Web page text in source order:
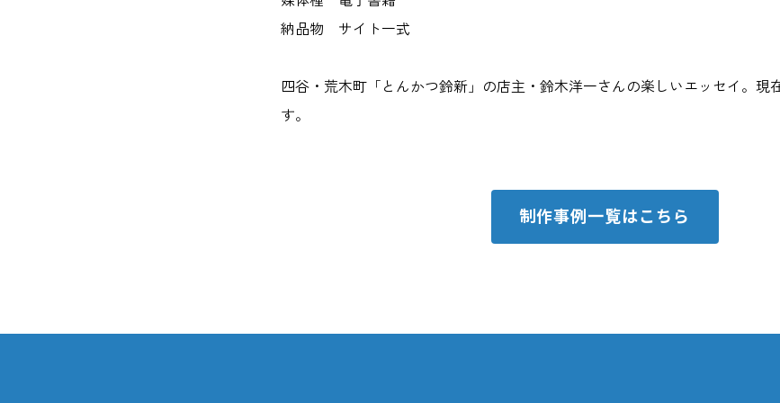
納品物 サイト一式
四谷・荒木町「とんかつ鈴新」の店主・鈴木洋一さんの楽しいエッセイ。現
す。
制作事例一覧はこちら